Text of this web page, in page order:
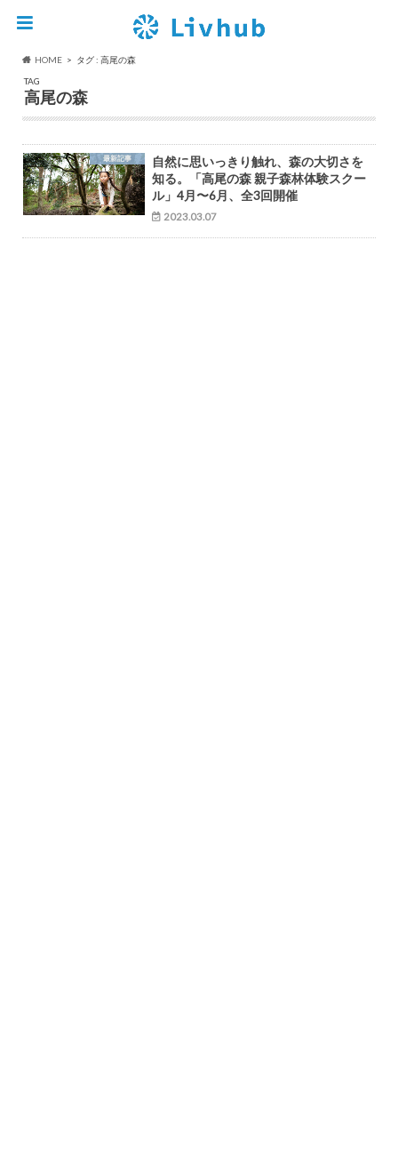
HOME
タグ : 高尾の森
TAG
高尾の森
最新記事
自然に思いっきり触れ、森の大切さを
知る。「高尾の森 親子森林体験スクー
ル」4月〜6月、全3回開催
2023.03.07